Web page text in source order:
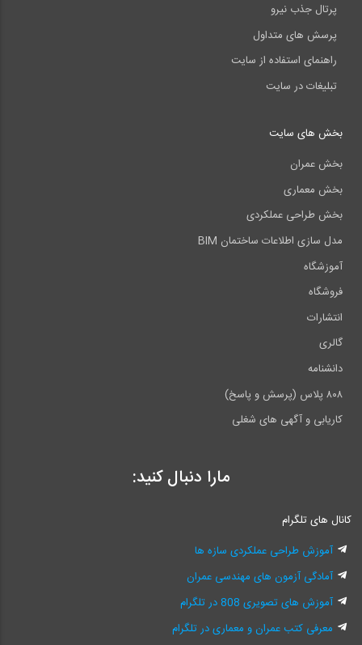
پرتال جذب نیرو
پرسش های متداول
راهنمای استفاده از سایت
تبلیغات در سایت
بخش های سایت
بخش عمران
بخش معماری
بخش طراحی عملکردی
مدل سازی اطلاعات ساختمان BIM
آموزشگاه
فروشگاه
انتشارات
گالری
دانشنامه
۸۰۸ پلاس (پرسش و پاسخ)
کاریابی و آگهی های شغلی
مارا دنبال کنید:
کانال های تلگرام
آموزش طراحی عملکردی سازه ها
آمادگی آزمون های مهندسی عمران
آموزش های تصویری 808 در تلگرام
معرفی کتب عمران و معماری در تلگرام